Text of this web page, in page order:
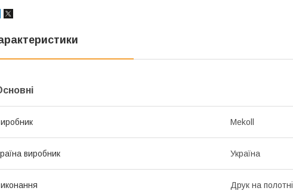
Mekoll
виробник Україна
Друк на полотні